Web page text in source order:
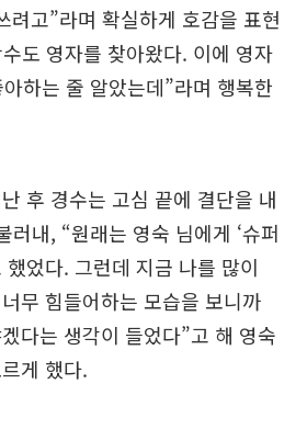
려고”라며 확실하게 호감을 표현
도 영자를 찾아왔다. 이에 영자
하는 줄 알았는데”라며 행복한
후 경수는 고심 끝에 결단을 내
러내, “원래는 영숙 님에게 ‘슈퍼
했었다. 그런데 지금 나를 많이
무 힘들어하는 모습을 보니까
다는 생각이 들었다”고 해 영숙
게 했다.